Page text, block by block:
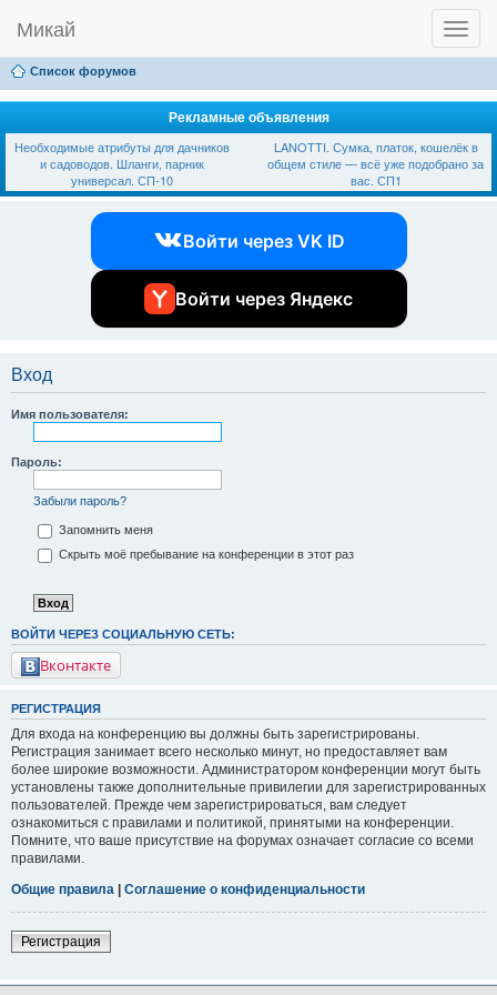
T
o
g
l
n
a
v
i
Микай
Ссылки Вход
Список форумов
Рекламные объявления
Необходимые атрибуты для дачников
и садоводов. Шланги, парник
универсал. СП-10
LANOTTI. Сумка, платок, кошелёк в
общем стиле — всё уже подобрано за
вас. СП1
Войти через VK ID
Войти через Яндекс
Вход
Имя пользователя:
Пароль:
Забыли пароль?
Запомнить меня
Скрыть моё пребывание на конференции в этот раз
ВОЙТИ ЧЕРЕЗ СОЦИАЛЬНУЮ СЕТЬ:
Вконтакте
РЕГИСТРАЦИЯ
Для входа на конференцию вы должны быть зарегистрированы.
Регистрация занимает всего несколько минут, но предоставляет вам
более широкие возможности. Администратором конференции могут быть
установлены также дополнительные привилегии для зарегистрированных
пользователей. Прежде чем зарегистрироваться, вам следует
ознакомиться с правилами и политикой, принятыми на конференции.
Помните, что ваше присутствие на форумах означает согласие со всеми
правилами.
Общие правила
Соглашение о конфиденциальности
Регистрация